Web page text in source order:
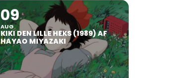
09
AUG
KIKI DEN LILLE HEKS (1989) AF
HAYAO MIYAZAKI